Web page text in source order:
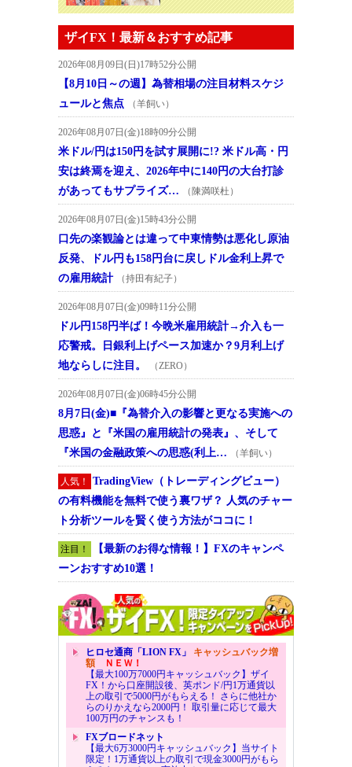
ザイFX！最新＆おすすめ記事
2026年08月09日(日)17時52分公開
【8月10日～の週】為替相場の注目材料スケジ
ュールと焦点
（羊飼い）
2026年08月07日(金)18時09分公開
米ドル/円は150円を試す展開に!? 米ドル高・円
安は終焉を迎え、2026年中に140円の大台打診
があってもサプライズ…
（陳満咲杜）
2026年08月07日(金)15時43分公開
口先の楽観論とは違って中東情勢は悪化し原油
反発、ドル円も158円台に戻しドル金利上昇で
の雇用統計
（持田有紀子）
2026年08月07日(金)09時11分公開
ドル円158円半ば！今晩米雇用統計→介入も一
応警戒。日銀利上げペース加速か？9月利上げ
地ならしに注目。
（ZERO）
2026年08月07日(金)06時45分公開
8月7日(金)■『為替介入の影響と更なる実施への
思惑』と『米国の雇用統計の発表』、そして
『米国の金融政策への思惑(利上…
（羊飼い）
人気！
TradingView（トレーディングビュー）
の有料機能を無料で使う裏ワザ？ 人気のチャー
ト分析ツールを賢く使う方法がココに！
注目！
【最新のお得な情報！】FXのキャンペ
ーンおすすめ10選！
ヒロセ通商「LION FX」 キャッシュバック増
額ＮＥＷ！
【最大100万7000円キャッシュバック】ザイ
FX！から口座開設後、英ポンド/円1万通貨以
上の取引で5000円がもらえる！ さらに他社か
らのりかえなら2000円！ 取引量に応じて最大
100万円のチャンスも！
FXブロードネット
【最大6万3000円キャッシュバック】当サイト
限定！1万通貨以上の取引で現金3000円がもら